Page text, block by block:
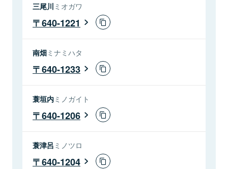
三尾川 ミオガワ
640-1221
南畑ミナミハタ
640-1233
蓑垣内ミノガイト
640-1206
蓑津呂 ミノツロ
640-1204